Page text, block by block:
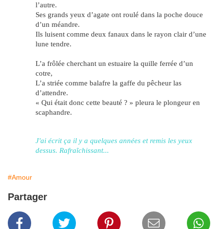
l’autre.
Ses grands yeux d’agate ont roulé dans la poche douce
d’un méandre.
Ils luisent comme deux fanaux dans le rayon clair d’une
lune tendre.
L’a frôlée cherchant un estuaire la quille ferrée d’un
cotre,
L’a striée comme balafre la gaffe du pêcheur las
d’attendre.
« Qui était donc cette beauté ? » pleura le plongeur en
scaphandre.
J'ai écrit ça il y a quelques années et remis les yeux
dessus. Rafraîchissant...
#Amour
Partager